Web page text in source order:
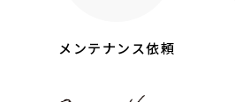
メンテナンス依頼